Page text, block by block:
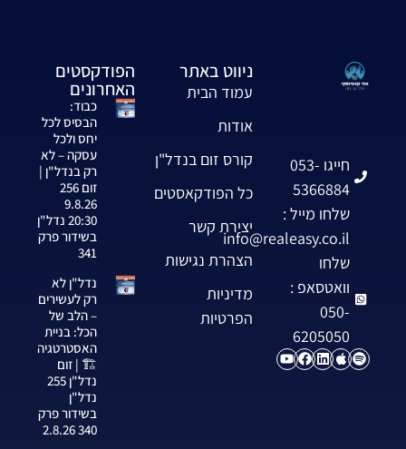
חייגו 053-
5366884
שלחו מייל :
info@realeasy.co.il
שלחו
וואטסאפ :
050-
6205050
ניווט באתר
עמוד הבית
אודות
קורס זום בנדל"ן
כל הפודקאסטים
יצירת קשר
הצהרת נגישות
מדיניות
הפרטיות
הפודקסטים
האחרונים
כבוד:
הבסיס לכל
יחס ולכל
עסקה – לא
רק בנדל"ן |
זום 256
9.8.26
20:30 נדל"ן
בשידור פרק
341
נדל"ן לא
רק לעשירים
– הלב של
הכל: בניית
האסטרטגיה
🏗️ | זום
נדל"ן 255
נדל"ן
בשידור פרק
340 2.8.26